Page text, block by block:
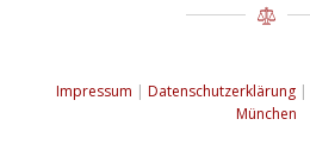
Impressum | Datenschutzerklärung|
München